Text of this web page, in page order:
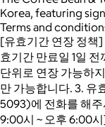
Korea, featuring
Terms and
[유효기간 연장 정책]
효기간 만료일 1일
단위로 연장 가능하
만 가능합니다. 3. 유
5093)에 전화를 해
9:00시 ~ 오후 6:00